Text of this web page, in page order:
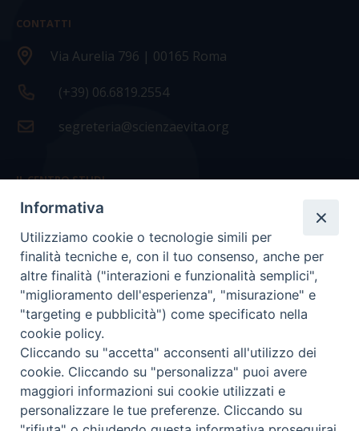
CONTATTI
Via Aurelia 796 | 00165 Roma
(+39) 06.6819.2554
segreteria@scienzaevita.org
IL CENTRO STUDI
La nostra storia
Statuto
Presidenza e ufficio presidenza
Consiglio scientifico
Coordinamento nazionale
Informativa
Utilizziamo cookie o tecnologie simili per
finalità tecniche e, con il tuo consenso, anche per
altre finalità ("interazioni e funzionalità semplici",
"miglioramento dell'esperienza", "misurazione" e
"targeting e pubblicità") come specificato nella
cookie policy.
Cliccando su "accetta" acconsenti all'utilizzo dei
cookie. Cliccando su "personalizza" puoi avere
maggiori informazioni sui cookie utilizzati e
personalizzare le tue preferenze. Cliccando su